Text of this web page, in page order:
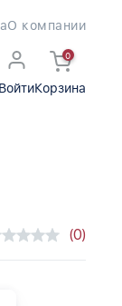
О компании
Войти
0
Корзина
(0)